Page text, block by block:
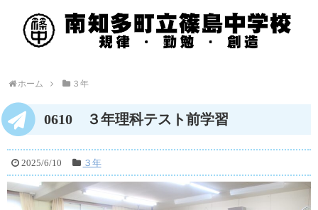
ホーム ３年
0610 ３年理科テスト前学習
2025/6/10 ３年